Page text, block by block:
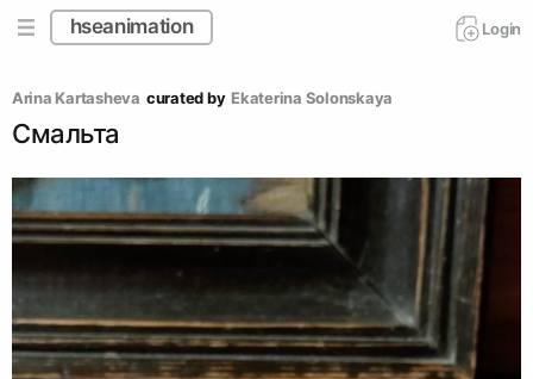
hseanimation Login
Arina Kartasheva curated by Ekaterina Solonskaya
Смальта